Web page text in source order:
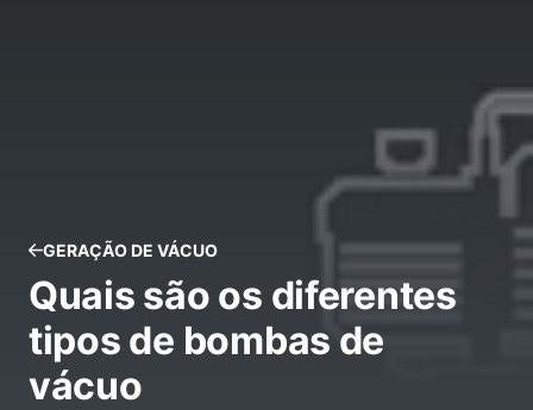
GERAÇÃO DE VÁCUO
Quais são os diferentes
tipos de bombas de
vácuo